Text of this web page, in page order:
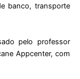
banco, transporte
pelo professor
Appcenter, com